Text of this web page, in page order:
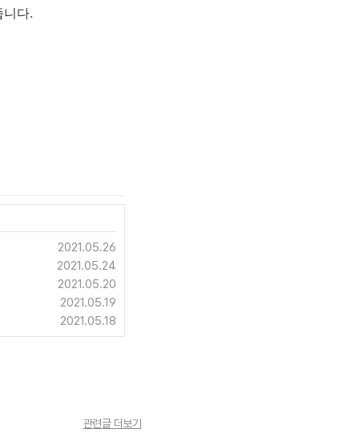
다.
2021.05.26
2021.05.24
2021.05.20
2021.05.19
2021.05.18
관련글 더보기